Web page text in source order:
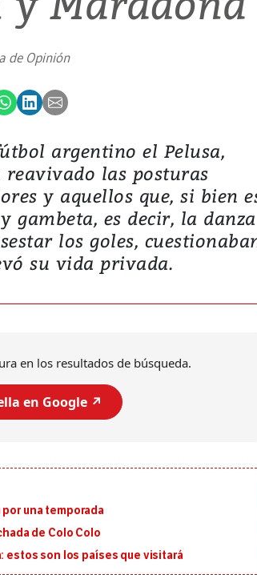
de Opinión
argentino el Pelusa,
las posturas
y aquellos que, si bien
es decir, la danza
los goles,
su vida privada.
en los resultados de búsqueda.
en Google ↗️
una temporada
de Colo Colo
estos son los países que visitará